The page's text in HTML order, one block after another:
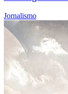
Jornalismo